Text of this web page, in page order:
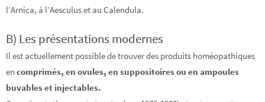
l’Arnica, à l’Aesculus et au Calendula.
B) Les présentations modernes
Il est actuellement possible de trouver des produits homéopathiques
en comprimés, en ovules, en suppositoires ou en ampoules
buvables et injectables.